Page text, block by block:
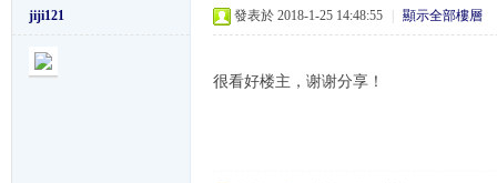
W
jiji121 發表於 2018-1-25 14:48:55 顯示全部樓層
很看好楼主，谢谢分享！